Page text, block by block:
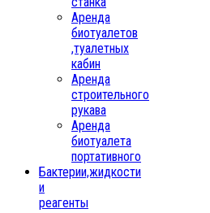
Аренда
биотуалетов
,туалетных
кабин
Аренда
строительного
рукава
Аренда
биотуалета
портативного
Бактерии,жидкости
и
реагенты